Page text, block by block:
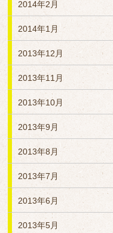
2014年2月
2014年1月
2013年12月
2013年11月
2013年10月
2013年9月
2013年8月
2013年7月
2013年6月
2013年5月